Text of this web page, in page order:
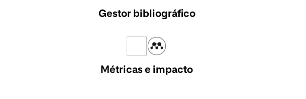
Gestor bibliográfico
Métricas e impacto